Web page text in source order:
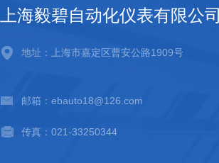
上海毅碧自动化仪表有限公司
地址：上海市嘉定区曹安公路1909号
邮箱：ebauto18@126.com
传真：021-33250344